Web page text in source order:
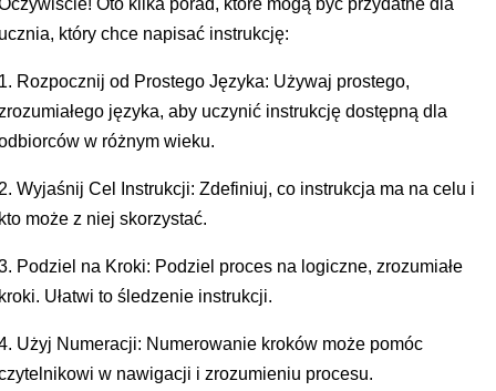
Oto kilka porad, które mogą być przydatne dla
który chce napisać instrukcję:
Rozpocznij od Prostego Języka: Używaj prostego,
języka, aby uczynić instrukcję dostępną dla
w różnym wieku.
Wyjaśnij Cel Instrukcji: Zdefiniuj, co instrukcja ma na celu i
może z niej skorzystać.
Podziel na Kroki: Podziel proces na logiczne, zrozumiałe
Ułatwi to śledzenie instrukcji.
Użyj Numeracji: Numerowanie kroków może pomóc
w nawigacji i zrozumieniu procesu.